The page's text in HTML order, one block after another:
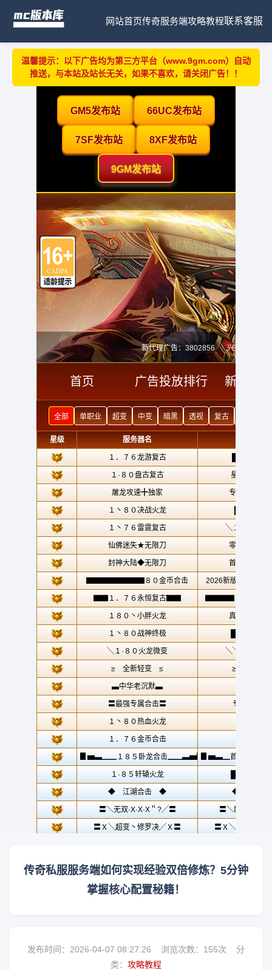
网站首页传奇服务端攻略教程联系客服
温馨提示：以下广告均为第三方平台（www.9gm.com）自动
推送，与本站及站长无关，如果不喜欢，请关闭广告！！
传奇私服服务端如何实现经验双倍修炼？5分钟
掌握核心配置秘籍！
发布时间：2026-04-07 08:27:26 浏览次数： 155次 分
类： 攻略教程